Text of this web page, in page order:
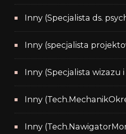
Inny (Specjalista ds.
Inny (specjalista
Inny (Specjalista wizazu i
Inny
Inny